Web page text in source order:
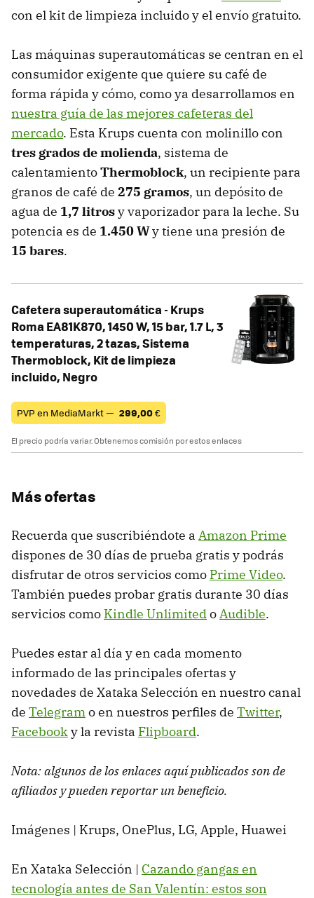
con el kit de limpieza incluido y el envío gratuito.
Las máquinas superautomáticas se centran en el
consumidor exigente que quiere su café de
forma rápida y cómo, como ya desarrollamos en
nuestra guía de las mejores cafeteras del
mercado. Esta Krups cuenta con molinillo con
tres grados de molienda, sistema de
calentamientoThermoblock, un recipiente para
granos de café de 275 gramos, un depósito de
agua de 1,7 litrosy vaporizador para la leche. Su
potencia es de 1.450 Wy tiene una presión de
15 bares.
Cafetera superautomática - Krups
Roma EA81K870, 1450 W, 15 bar, 1.7 L, 3
temperaturas, 2 tazas, Sistema
Thermoblock, Kit de limpieza
incluido, Negro
PVP en MediaMarkt — 299,00€
El precio podría variar. Obtenemos comisión por estos enlaces
Más ofertas
Recuerda que suscribiéndote a Amazon Prime
dispones de 30 días de prueba gratis y podrás
disfrutar de otros servicios como Prime Video.
También puedes probar gratis durante 30 días
servicios como Kindle UnlimitedoAudible.
Puedes estar al día y en cada momento
informado de las principales ofertas y
novedades de Xataka Selección en nuestro canal
de Telegramo en nuestros perfiles de Twitter,
Facebooky la revista Flipboard.
Nota: algunos de los enlaces aquí publicados son de
afiliados y pueden reportar un beneficio.
Imágenes | Krups, OnePlus, LG, Apple, Huawei
En Xataka Selección | Cazando gangas en
tecnología antes de San Valentín: estos son